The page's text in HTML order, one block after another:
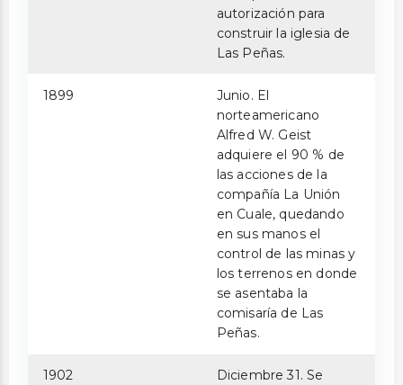
autorización para
construir la iglesia de
Las Peñas.
1899
Junio. El
norteamericano
Alfred W. Geist
adquiere el 90 % de
las acciones de la
compañía La Unión
en Cuale, quedando
en sus manos el
control de las minas y
los terrenos en donde
se asentaba la
comisaría de Las
Peñas.
1902
Diciembre 31. Se